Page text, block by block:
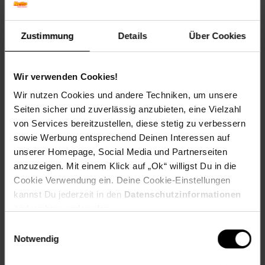
Zustimmung Details Über Cookies
Wir verwenden Cookies!
Wir nutzen Cookies und andere Techniken, um unsere
Seiten sicher und zuverlässig anzubieten, eine Vielzahl
von Services bereitzustellen, diese stetig zu verbessern
sowie Werbung entsprechend Deinen Interessen auf
unserer Homepage, Social Media und Partnerseiten
anzuzeigen. Mit einem Klick auf „Ok“ willigst Du in die
Cookie Verwendung ein. Deine Cookie-Einstellungen
kannst Du jederzeit in den Datenschutzinformationen
Notwendig
Blattform: Gefiedert
Standortempfehlung: Halbschattig, feucht
Lichtbedarf: Halbschattig-Schattig
Wasserbedarf: Mittel
Rückschnitt: Rückschnitt nach der Blüte.
Schnittverträglichkeit: Schlecht
Bodenansprüche: humos und gut durchlässig
Nährstoffgehalt: Mittel
Frosthärte: bis -20 °C
Verwendung: Im Bauerngarten,Im Duftgarten,Steingarten,
Gehölzrand, Bienenweide, Unterpflanzung, Schattengarten
Duft: Schwach,Leicht